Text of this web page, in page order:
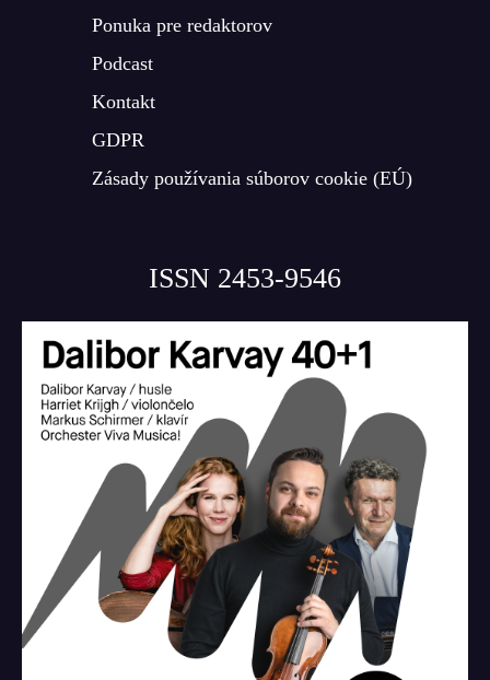
Ponuka pre redaktorov
Podcast
Kontakt
GDPR
Zásady používania súborov cookie (EÚ)
ISSN 2453-9546